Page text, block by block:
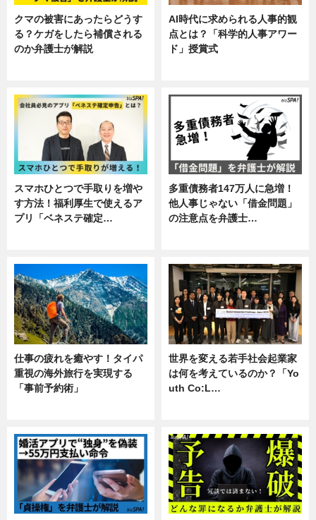
クマの被害にあったらどうす
る？ケガをしたら補償される
のか弁護士が解説
AI時代に求められる人事的観
点とは？「科学的人事アワー
ド」授賞式
スマホひとつで手取りを増や
す方法！福利厚生で使えるア
プリ「ベネステ確定…
多重債務者147万人に急増！
他人事じゃない「借金問題」
の注意点を弁護士…
仕事の疲れを癒やす！タイパ
重視の海外旅行を実現する
「事前予約術」
世界を変える若手社会起業家
は何を考えているのか？「Yo
uth Co:L…